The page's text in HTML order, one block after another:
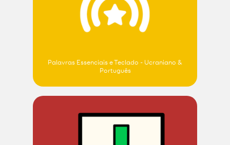
Palavras Essenciais e Teclado - Ucraniano &
Português